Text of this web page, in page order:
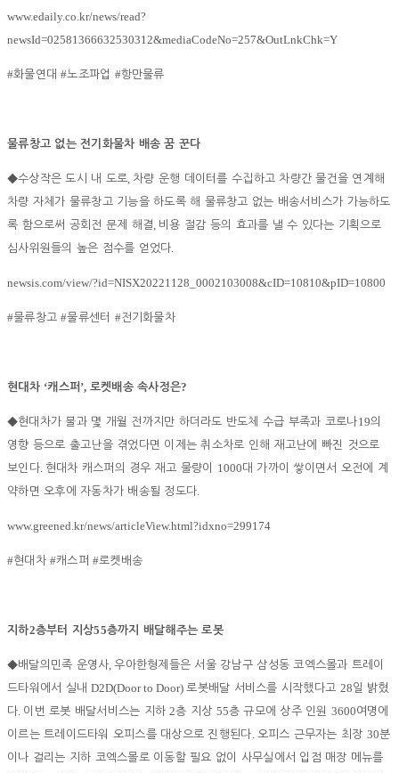
www.edaily.co.kr/news/read?
newsId=02581366632530312&mediaCodeNo=257&OutLnkChk=Y
#화물연대#노조파업 #항만물류
물류창고 없는 전기화물차 배송 꿈 꾼다
◆수상작은 도시 내 도로, 차량 운행 데이터를 수집하고 차량간 물건을 연계해
차량 자체가 물류창고 기능을 하도록 해 물류창고 없는 배송서비스가 가능하도
록 함으로써 공회전 문제 해결, 비용 절감 등의 효과를 낼 수 있다는 기획으로
심사위원들의 높은 점수를 얻었다.
newsis.com/view/?id=NISX20221128_0002103008&cID=10810&pID=10800
#물류창고#물류센터 #전기화물차
현대차 ‘캐스퍼 ’, 로켓배송 속사정은?
◆현대차가 불과 몇 개월 전까지만 하더라도 반도체 수급 부족과 코로나19의
영향 등으로 출고난을 겪었다면 이제는 취소차로 인해 재고난에 빠진 것으로
보인다. 현대차 캐스퍼의 경우 재고 물량이 1000대 가까이 쌓이면서 오전에 계
약하면 오후에 자동차가 배송될 정도다.
www.greened.kr/news/articleView.html?idxno=299174
#현대차#캐스퍼#로켓배송
지하2층부터 지상55층까지 배달해주는 로봇
◆배달의민족 운영사,우아한형제들은 서울 강남구 삼성동 코엑스몰과 트레이
드타워에서 실내D2D(Door to Door)로봇배달 서비스를 시작했다고 28일 밝혔
다. 이번 로봇 배달서비스는 지하2층 지상 55층 규모에 상주 인원 3600여명에
이르는 트레이드타워 오피스를 대상으로 진행된다. 오피스 근무자는 최장 30분
이나 걸리는 지하 코엑스몰로 이동할 필요 없이 사무실에서 입점 매장 메뉴를